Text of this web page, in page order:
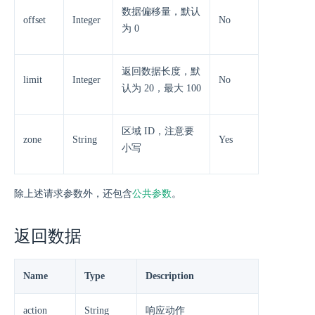
offset Integer
数据偏移量，默认
为 0
No
limit Integer
返回数据长度，默
认为 20，最大 100
No
zone String
区域 ID，注意要
小写
Yes
除上述请求参数外，还包含公共参数。
返回数据
Name Type Description
action String 响应动作